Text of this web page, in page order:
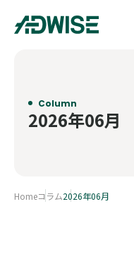
2026年06月
Column
Homeコラム2026年06月